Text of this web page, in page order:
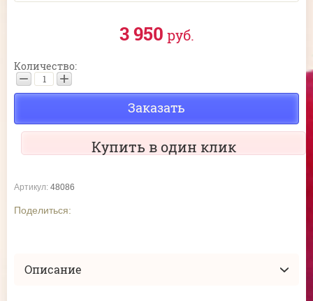
3 950 руб.
Количество:
− +
Заказать
Купить в один клик
Артикул: 48086
Поделиться:
Описание